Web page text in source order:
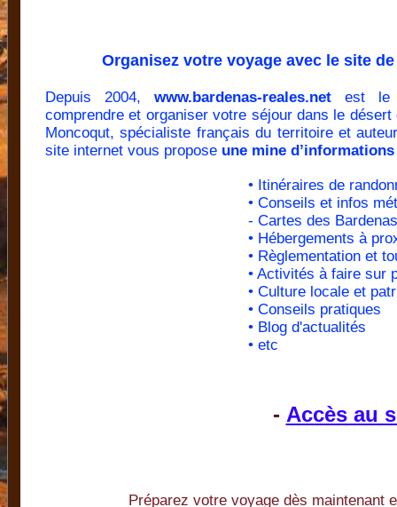
Organisez votre voyage avec le site
Depuis 2004, www.bardenas-reales.net est
comprendre et organiser votre séjour dans le
Moncoqut, spécialiste français du territoire et
site internet vous propose une mine
• Itinéraires de
• Conseils et infos
- Cartes des Bardenas
• Hébergements à
• Règlementation et
• Activités à faire sur
• Culture locale et
• Conseils pratiques
• Blog d'actualités
• etc
- Accès au
Préparez votre voyage dès maintenant